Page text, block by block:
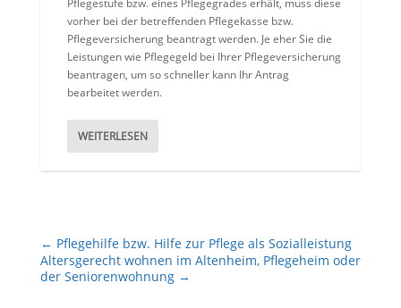
Pflegestufe bzw. eines Pflegegrades erhält, muss diese
vorher bei der betreffenden Pflegekasse bzw.
Pflegeversicherung beantragt werden. Je eher Sie die
Leistungen wie Pflegegeld bei Ihrer Pflegeversicherung
beantragen, um so schneller kann Ihr Antrag
bearbeitet werden.
WEITERLESEN
← Pflegehilfe bzw. Hilfe zur Pflege als Sozialleistung
Altersgerecht wohnen im Altenheim, Pflegeheim oder
der Seniorenwohnung→